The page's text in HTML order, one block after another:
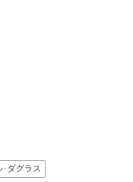
･ダグラス